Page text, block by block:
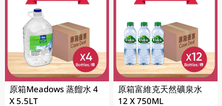
原箱Meadows 蒸餾水 4
X 5.5LT
原箱富維克天然礦泉水
12 X 750ML